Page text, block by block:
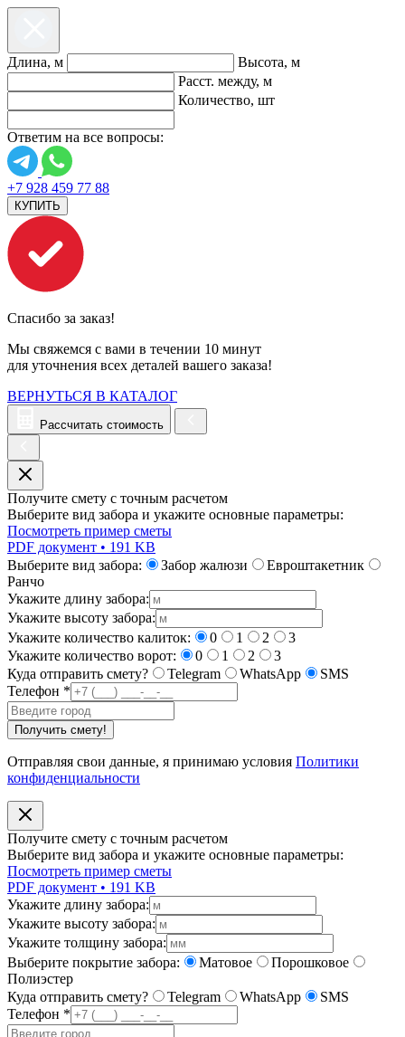
Длина, м
Высота, м
Расст. между, м
Количество, шт
Ответим на все вопросы:
+7 928 459 77 88
КУПИТЬ
Спасибо за заказ!
Мы свяжемся с вами в течении 10 минут
для уточнения всех деталей вашего заказа!
ВЕРНУТЬСЯ В КАТАЛОГ
Рассчитать стоимость
Получите смету с точным расчетом
Выберите вид забора и укажите основные параметры:
Посмотреть пример сметы
PDF документ • 191 KB
Выберите вид забора:
Забор жалюзи
Евроштакетник
Ранчо
Укажите длину забора:
Укажите высоту забора:
Укажите количество калиток:
0 1 2
3
Укажите количество ворот:
0 1 2
3
Куда отправить смету?
Telegram WhatsApp
SMS
Телефон *
Получить смету!
Отправляя свои данные, я принимаю условия Политики
конфиденциальности
Получите смету с точным расчетом
Выберите вид забора и укажите основные параметры:
Посмотреть пример сметы
PDF документ • 191 KB
Укажите длину забора:
Укажите высоту забора:
Укажите толщину забора:
Выберите покрытие забора:
Матовое
Порошковое
Полиэстер
Куда отправить смету?
Telegram WhatsApp
SMS
Телефон *